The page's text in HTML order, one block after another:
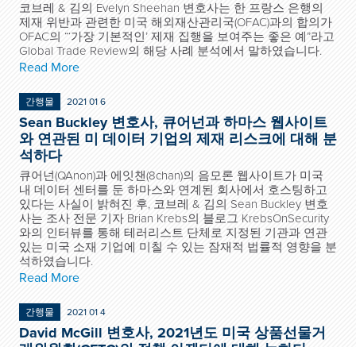
코브레 & 김의 Evelyn Sheehan 변호사는 한 프랑스 은행의
제재 위반과 관련한 미국 해외재산관리국(OFAC)과의 합의가
OFAC의 “‘가장 기본적인’ 제재 집행을 보여주는 좋은 예”라고
Global Trade Review의 해당 사례 분석에서 말하였습니다.
Read More
간행물 2021 01 6
Sean Buckley 변호사, 큐어넌과 하마스 웹사이트
와 연관된 미 데이터 기업의 제재 리스크에 대해 분
석하다
큐어넌(QAnon)과 에잇챈(8chan)의 음모론 웹사이트가 미국
내 데이터 센터를 둔 하마스와 연계된 회사에서 호스팅하고
있다는 사실이 밝혀진 후, 코브레 & 김의 Sean Buckley 변호
사는 조사 전문 기자 Brian Krebs의 블로그 KrebsOnSecurity
와의 인터뷰를 통해 테러리스트 단체로 지정된 기관과 연관
있는 미국 소재 기업에 미칠 수 있는 잠재적 법률적 영향을 분
석하였습니다.
Read More
간행물 2021 01 4
David McGill 변호사, 2021년도 미국 상품선물거